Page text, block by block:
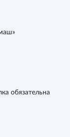
обязательна